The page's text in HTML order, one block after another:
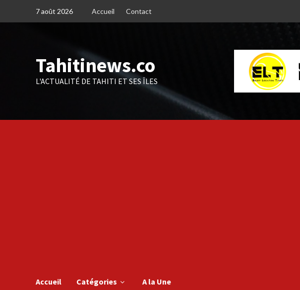
7 août 2026 Accueil Contact
Tahitinews.co
L'ACTUALITÉ DE TAHITI ET SES ÎLES
Accueil Catégories A la Une